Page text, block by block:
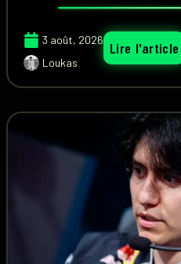
3 août, 2026
Loukas
Lire l'article